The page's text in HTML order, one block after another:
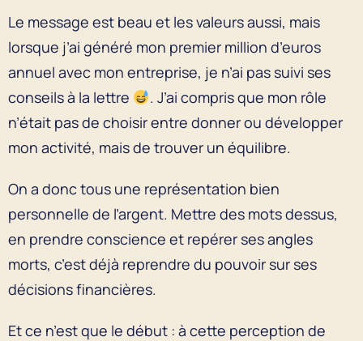
Le message est beau et les valeurs aussi, mais
lorsque j’ai généré mon premier million d’euros
annuel avec mon entreprise, je n’ai pas suivi ses
conseils à la lettre
. J’ai compris que mon rôle
n’était pas de choisir entre donner ou développer
mon activité, mais de trouver un équilibre.
On a donc tous une représentation bien
personnelle de l’argent. Mettre des mots dessus,
en prendre conscience et repérer ses angles
morts, c’est déjà reprendre du pouvoir sur ses
décisions financières.
Et ce n’est que le début : à cette perception de